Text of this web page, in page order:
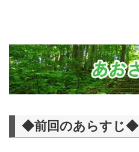
◆前回のあらすじ◆